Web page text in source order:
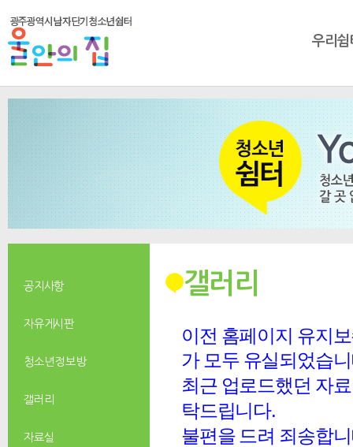
우리쉼
공지사항
자유게시판
청소년 정보방
갤러리
자료실
갤러리
이전 홈페이지 유지
가 모두 유실되었습
최근 업로드했던 자
탁드립니다.
불편을 드려 죄송합